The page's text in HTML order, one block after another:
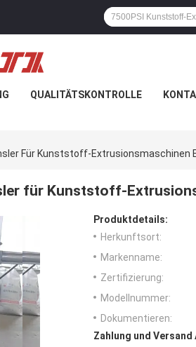
QUALITÄTSKONTROLLE
Für Kunststoff-Extrusionsmaschinen
für Kunststoff-
Produktdetails:
Herkunftsort:
Markenname:
Zertifizierung:
Modellnummer:
Dokumentieren:
Zahlung und Versand